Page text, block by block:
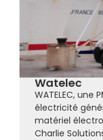
Watelec
WATELEC, une
électricité
matériel
Charlie